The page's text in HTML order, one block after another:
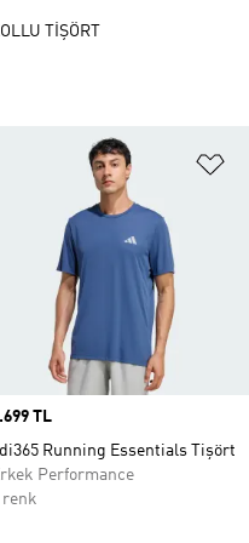
Listesine Ekle
TL
Running Essentials Tişört
Performance
renk
TİŞÖRT